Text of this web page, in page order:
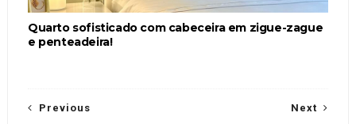
Quarto sofisticado com cabeceira em zigue-zague
e penteadeira!
Next
Previous